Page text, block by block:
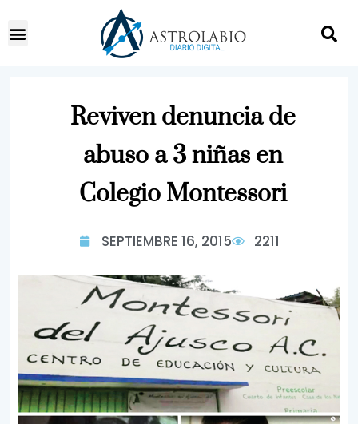
Reviven denuncia de
abuso a 3 niñas en
Colegio Montessori
SEPTIEMBRE 16, 2015 2211